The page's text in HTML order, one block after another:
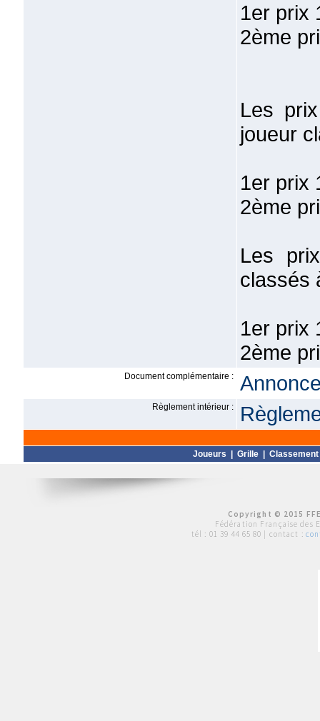
1er prix
2ème
Les
joueur
1er prix
2ème
Les
classés
1er prix
2ème
Document complémentaire :
Règlement intérieur :
Joueurs Grille Classement
Copyright © 2015
Fédération Française des
tél : 01 39 44 65 80 | contact :